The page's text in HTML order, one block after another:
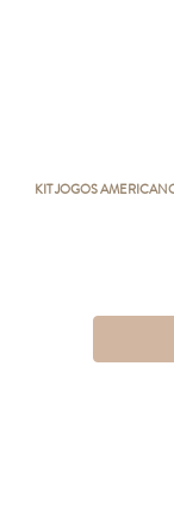
KIT JOGOS